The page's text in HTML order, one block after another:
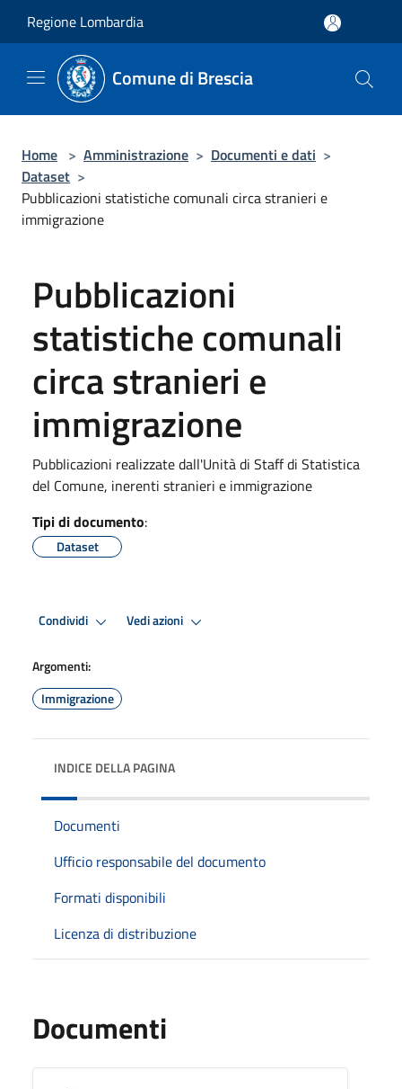
Regione Lombardia
Comune di Brescia
Home > Amministrazione > Documenti e dati >
Dataset >
Pubblicazioni statistiche comunali circa stranieri e
immigrazione
Pubblicazioni
statistiche comunali
circa stranieri e
immigrazione
Pubblicazioni realizzate dall'Unità di Staff di Statistica
del Comune, inerenti stranieri e immigrazione
Tipi di documento:
Dataset
Condividi Vedi azioni
Argomenti:
Immigrazione
INDICE DELLA PAGINA
Documenti
Ufficio responsabile del documento
Formati disponibili
Licenza di distribuzione
Documenti